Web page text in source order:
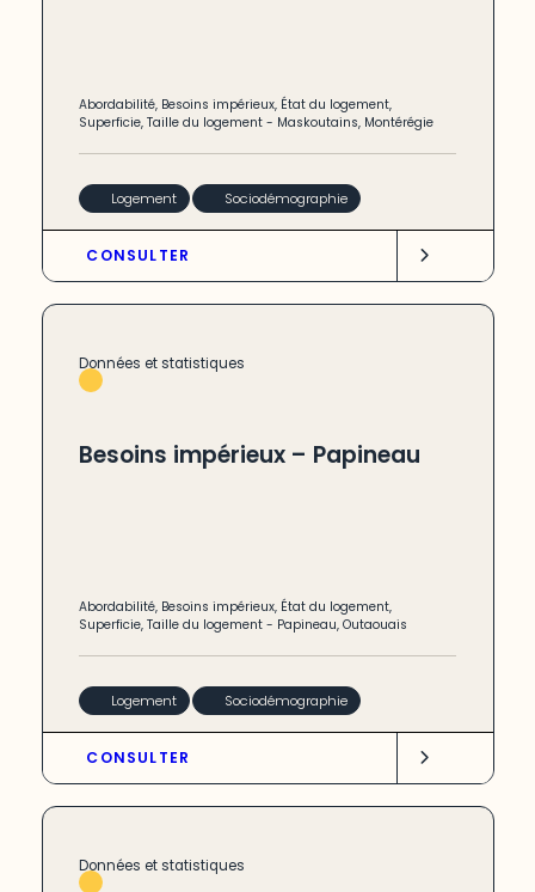
Abordabilité, Besoins impérieux, État du logement,
Superficie,Taille du logement - Maskoutains, Montérégie
Logement Sociodémographie
CONSULTER
Données et statistiques
Besoins impérieux – Papineau
Abordabilité, Besoins impérieux, État du logement,
Superficie,Taille du logement - Papineau,Outaouais
Logement Sociodémographie
CONSULTER
Données et statistiques